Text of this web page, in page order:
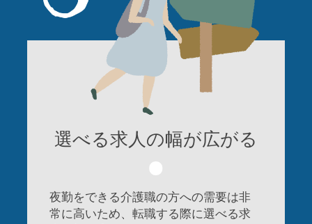
選べる求人の幅が広がる
夜勤をできる介護職の方への需要は非
常に高いため、転職する際に選べる求